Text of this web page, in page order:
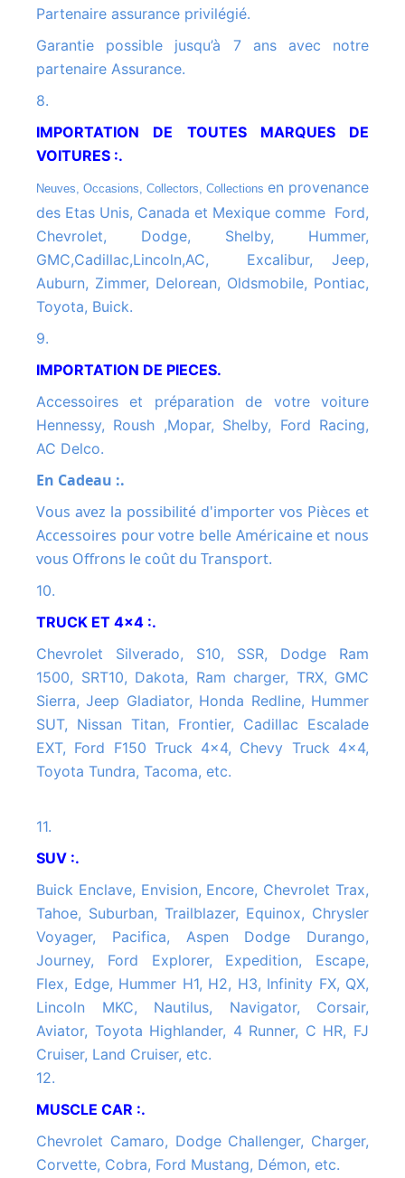
Partenaire assurance privilégié.
Garantie possible jusqu’à 7 ans avec notre
partenaire Assurance.
8.
IMPORTATION DE TOUTES MARQUES DE
VOITURES :.
Neuves, Occasions, Collectors, Collections en provenance
des Etas Unis, Canada et Mexique comme Ford,
Chevrolet, Dodge, Shelby, Hummer,
GMC,Cadillac,Lincoln,AC, Excalibur, Jeep,
Auburn, Zimmer, Delorean, Oldsmobile, Pontiac,
Toyota, Buick.
9.
IMPORTATION DE PIECES.
Accessoires et préparation de votre voiture
Hennessy, Roush ,Mopar, Shelby, Ford Racing,
AC Delco.
En Cadeau :.
Vous avez la possibilité d'importer vos Pièces et
Accessoires pour votre belle Américaine et nous
vous Offrons le coût du Transport.
10.
TRUCK ET 4x4 :.
Chevrolet Silverado, S10, SSR, Dodge Ram
1500, SRT10, Dakota, Ram charger, TRX, GMC
Sierra, Jeep Gladiator, Honda Redline, Hummer
SUT, Nissan Titan, Frontier, Cadillac Escalade
EXT, Ford F150 Truck 4x4, Chevy Truck 4x4,
Toyota Tundra, Tacoma, etc.
11.
SUV :.
Buick Enclave, Envision, Encore, Chevrolet Trax,
Tahoe, Suburban, Trailblazer, Equinox, Chrysler
Voyager, Pacifica, Aspen Dodge Durango,
Journey, Ford Explorer, Expedition, Escape,
Flex, Edge, Hummer H1, H2, H3, Infinity FX, QX,
Lincoln MKC, Nautilus, Navigator, Corsair,
Aviator, Toyota Highlander, 4 Runner, C HR, FJ
Cruiser, Land Cruiser, etc.
12.
MUSCLE CAR :.
Chevrolet Camaro, Dodge Challenger, Charger,
Corvette, Cobra, Ford Mustang, Démon, etc.